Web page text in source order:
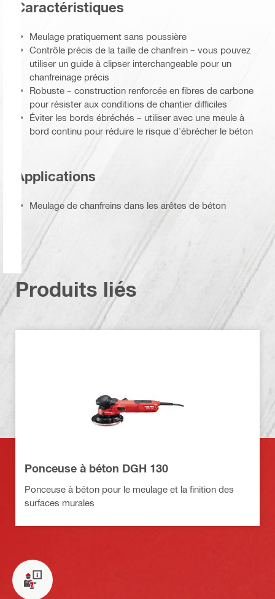
Caractéristiques
Meulage pratiquement sans poussière
Contrôle précis de la taille de chanfrein – vous pouvez
utiliser un guide à clipser interchangeable pour un
chanfreinage précis
Robuste – construction renforcée en fibres de carbone
pour résister aux conditions de chantier difficiles
Éviter les bords ébréchés – utiliser avec une meule à
bord continu pour réduire le risque d'ébrécher le béton
Applications
Meulage de chanfreins dans les arêtes de béton
Produits liés
Ponceuse à béton DGH 130
Ponceuse à béton pour le meulage et la finition des
surfaces murales